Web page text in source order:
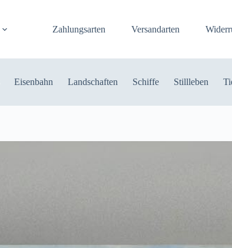
Zahlungsarten Versandarten
Eisenbahn Landschaften Schiffe Stillleben